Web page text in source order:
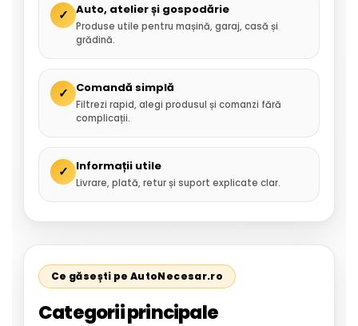
✓ Auto, atelier și gospodărie
Produse utile pentru mașină, garaj, casă și
grădină.
✓ Comandă simplă
Filtrezi rapid, alegi produsul și comanzi fără
complicații.
✓ Informații utile
Livrare, plată, retur și suport explicate clar.
Ce găsești pe AutoNecesar.ro
Categorii principale